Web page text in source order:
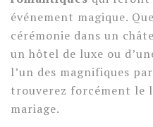
événement magique.
cérémonie dans un
un hôtel de luxe ou
l’un des magnifiques
trouverez forcément le
mariage.